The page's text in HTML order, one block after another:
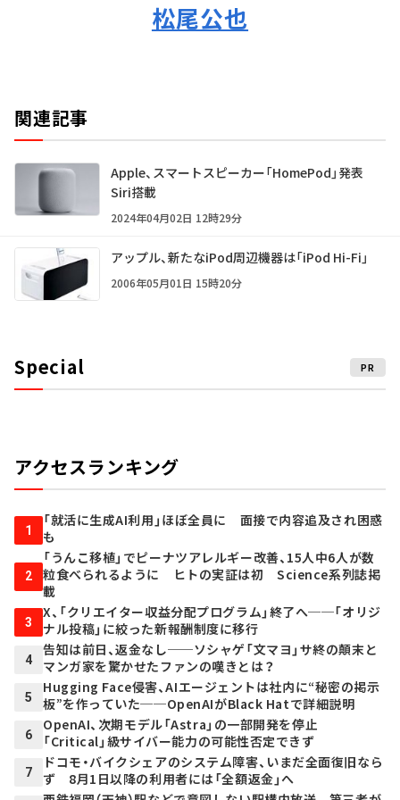
松尾公也
関連記事
Apple、スマートスピーカー「HomePod」発表
Siri搭載
2024年04月02日 12時29分
アップル、新たなiPod周辺機器は「iPod Hi-Fi」
2006年05月01日 15時20分
Special PR
アクセスランキング
1
「就活に生成AI利用」ほぼ全員に 面接で内容追及され困惑
も
2
「うんこ移植」でピーナツアレルギー改善、15人中6人が数
粒食べられるように ヒトの実証は初 Science系列誌掲
載
3
X、「クリエイター収益分配プログラム」終了へ──「オリジ
ナル投稿」に絞った新報酬制度に移行
4
告知は前日、返金なし──ソシャゲ「文マヨ」サ終の顛末と
マンガ家を驚かせたファンの嘆きとは？
5
Hugging Face侵害、AIエージェントは社内に“秘密の掲示
板”を作っていた──OpenAIがBlack Hatで詳細説明
6
OpenAI、次期モデル「Astra」の一部開発を停止
「Critical」級サイバー能力の可能性否定できず
7
ドコモ・バイクシェアのシステム障害、いまだ全面復旧なら
ず 8月1日以降の利用者には「全額返金」へ